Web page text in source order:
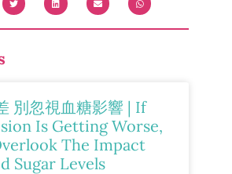
別忽視血糖影響 | If
Is Getting Worse,
The Impact
Sugar Levels